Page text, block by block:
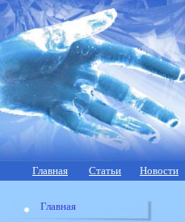
Главная Статьи Новости
Главная